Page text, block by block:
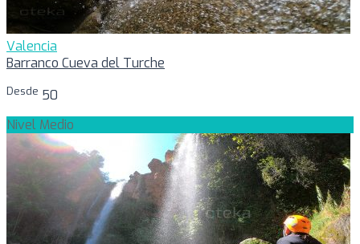
Valencia
Barranco Cueva del Turche
Desde 50
Nivel Medio